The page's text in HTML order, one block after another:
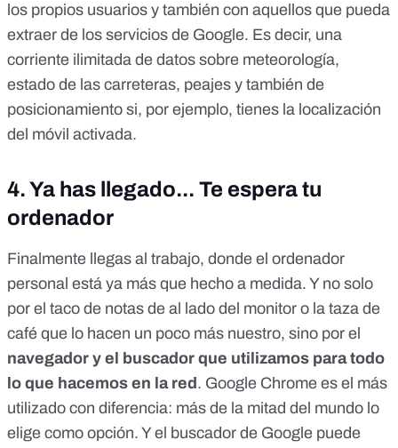
los propios usuarios y también con aquellos que pueda
extraer de los servicios de Google. Es decir, una
corriente ilimitada de datos sobre meteorología,
estado de las carreteras, peajes y también de
posicionamiento si, por ejemplo, tienes la localización
del móvil activada.
4. Ya has llegado... Te espera tu
ordenador
Finalmente llegas al trabajo, donde el ordenador
personal está ya más que hecho a medida. Y no solo
por el taco de notas de al lado del monitor o la taza de
café que lo hacen un poco más nuestro, sino por el
navegador y el buscador que utilizamos para todo
lo que hacemos en la red . Google Chrome es el más
utilizado con diferencia: más de la mitad del mundo lo
elige como opción. Y el buscador de Google puede